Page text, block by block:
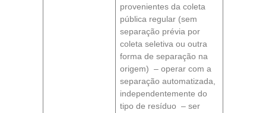
provenientes da coleta
pública regular (sem
separação prévia por
coleta seletiva ou outra
forma de separação na
origem) – operar com a
separação automatizada,
independentemente do
tipo de resíduo – ser